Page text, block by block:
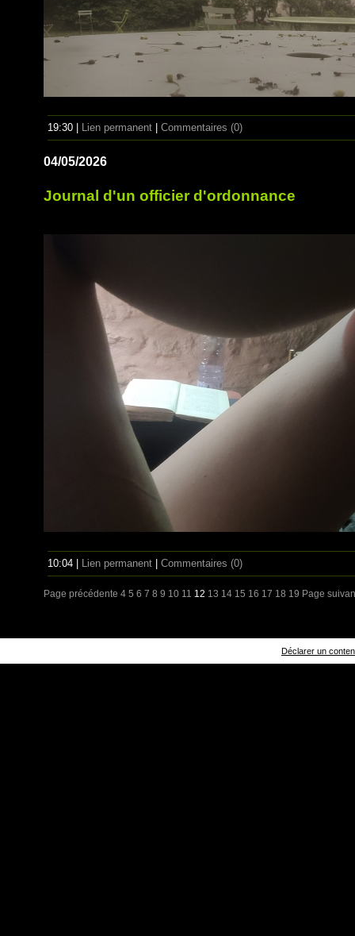
19:30 | Lien permanent Commentaires (0)
04/05/2026
Journal d'un officier d'ordonnance
10:04 | Lien permanent | Commentaires (0)
Page précédente 4 5 6 7 8 9 10 11 12 13 14 15 16 17 18 19 Page
Déclarer un